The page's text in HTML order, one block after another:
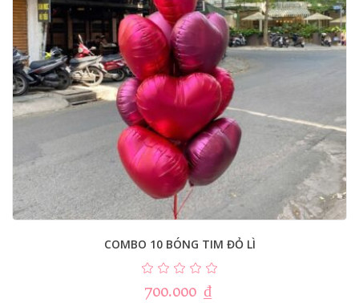
COMBO 10 BÓNG TIM ĐỎ LÌ
700.000 ₫